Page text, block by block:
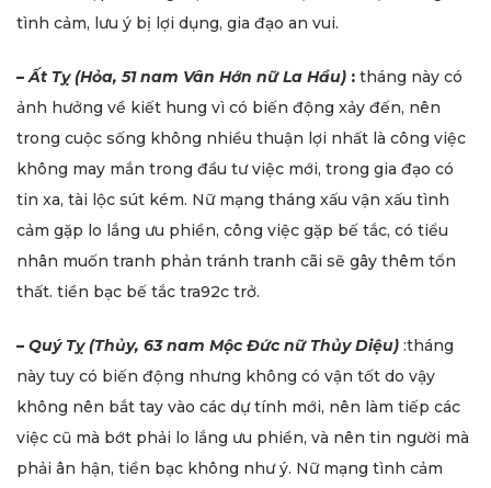
tình cảm, lưu ý bị lợi dụng, gia đạo an vui.
–Ất Tỵ (Hỏa, 51 nam Vân Hớn nữ La Hầu) : tháng này có
ảnh hưởng về kiết hung vì có biến động xảy đến, nên
trong cuộc sống không nhiều thuận lợi nhất là công việc
không may mắn trong đầu tư việc mới, trong gia đạo có
tin xa, tài lộc sút kém. Nữ mạng tháng xấu vận xấu tình
cảm gặp lo lắng ưu phiền, công việc gặp bế tắc, có tiểu
nhân muốn tranh phản tránh tranh cãi sẽ gây thêm tổn
thất. tiền bạc bế tắc tra92c trở.
– Quý Tỵ (Thủy, 63 nam Mộc Đức nữ Thủy Diệu) :tháng
này tuy có biến động nhưng không có vận tốt do vậy
không nên bắt tay vào các dự tính mới, nên làm tiếp các
việc cũ mà bớt phải lo lắng ưu phiền, và nên tin người mà
phải ân hận, tiền bạc không như ý. Nữ mạng tình cảm